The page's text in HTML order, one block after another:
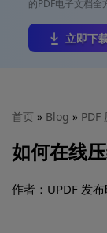
升级会员
的PDF电子文档全
立即下
首页 » Blog » PDF
如何在线
作者：UPDF 发